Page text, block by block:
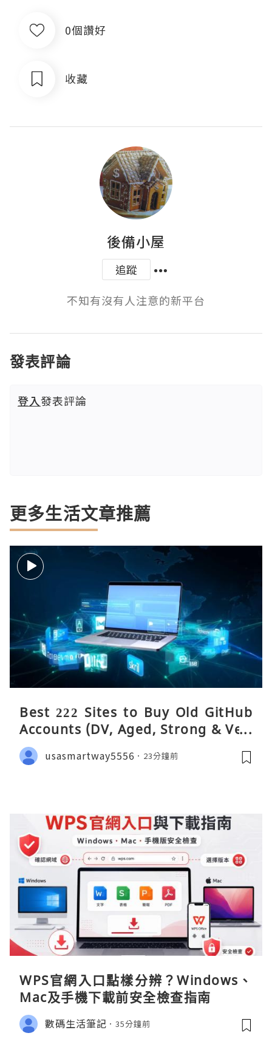
0個讚好
收藏
後備小屋
追蹤
不知有沒有人注意的新平台
發表評論
登入發表評論
更多生活文章推薦
Best 222 Sites to Buy Old GitHub
Accounts (DV, Aged, Strong & Veri
fied)
usasmartway5556 23分鐘前
WPS官網入口點樣分辨？Windows、
Mac及手機下載前安全檢查指南
數碼生活筆記 35分鐘前